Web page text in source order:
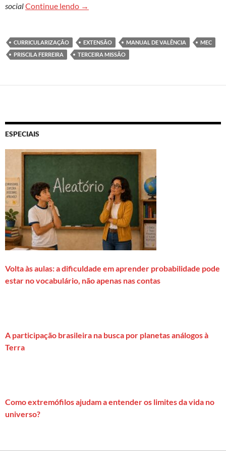
socialContinue lendo Resolução do MEC sobre a extensão
→
CURRICULARIZAÇÃO EXTENSÃO MANUAL DE VALÊNCIA
MEC
PRISCILA FERREIRA
TERCEIRA MISSÃO
ESPECIAIS
Volta às aulas: a dificuldade em aprender probabilidade pode
estar no vocabulário, não apenas nas contas
A participação brasileira na busca por planetas análogos à
Terra
Como extremófilos ajudam a entender os limites da vida no
universo?